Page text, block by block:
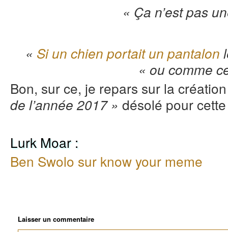
« Ça n’est pas
« Si un chien portait un pantalon
« ou comme
Bon, sur ce, je repars sur la
de l’année 2017 » désolé pour
Lurk Moar :
Ben Swolo sur know your meme
Laisser un commentaire